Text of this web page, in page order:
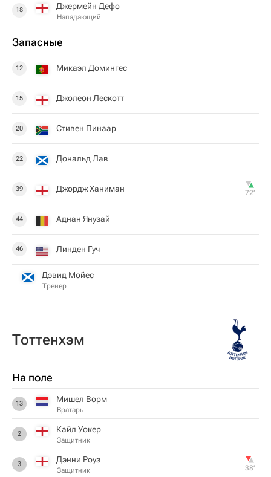
18 Джермейн Дефо
Нападающий
Запасные
12 Микаэл Домингес
15 Джолеон Лескотт
20 Стивен Пинаар
22 Дональд Лав
39 Джордж Ханиман 72‎’‎
44 Аднан Янузай
46 Линден Гуч
Дэвид Мойес
Тренер
Тоттенхэм
На поле
13 Мишел Ворм
Вратарь
2 Кайл Уокер
Защитник
3 Дэнни Роуз
Защитник 38‎’‎